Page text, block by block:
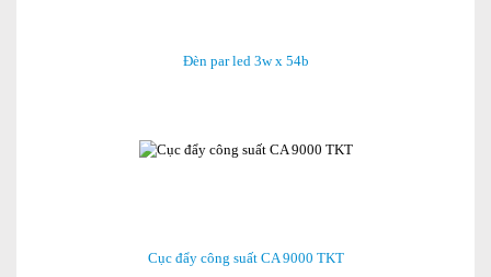
Đèn par led 3w x 54b
Cục đẩy công suất CA 9000 TKT